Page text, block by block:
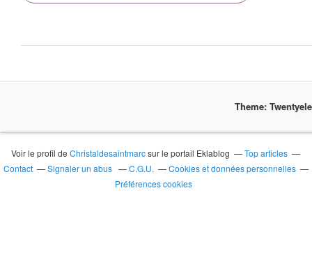
Theme:
Voir le profil deChristaldesaintmarcsur le portail Eklablog
Top articles
Contact
Signaler un abus C.G.U.
Cookies et données personnelles
Préférences cookies